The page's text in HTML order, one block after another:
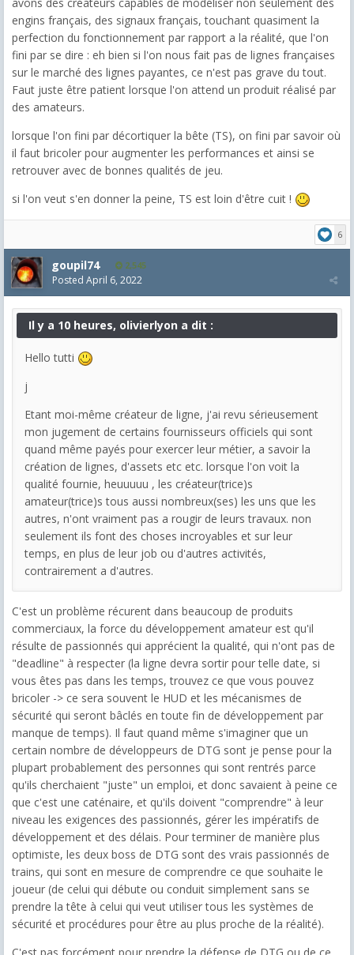
engins français, des signaux français, touchant quasiment la
perfection du fonctionnement par rapport a la réalité, que l'on
fini par se dire : eh bien si l'on nous fait pas de lignes françaises
sur le marché des lignes payantes, ce n'est pas grave du tout.
Faut juste être patient lorsque l'on attend un produit réalisé par
des amateurs.
lorsque l'on fini par décortiquer la bête (TS), on fini par savoir où
il faut bricoler pour augmenter les performances et ainsi se
retrouver avec de bonnes qualités de jeu.
si l'on veut s'en donner la peine, TS est loin d'être cuit !
6
goupil74 2,545
Posted April 6, 2022
Il y a 10 heures, olivierlyon a dit :
Hello tutti
j
Etant moi-même créateur de ligne, j'ai revu sérieusement
mon jugement de certains fournisseurs officiels qui sont
quand même payés pour exercer leur métier, a savoir la
création de lignes, d'assets etc etc. lorsque l'on voit la
qualité fournie, heuuuuu , les créateur(trice)s
amateur(trice)s tous aussi nombreux(ses) les uns que les
autres, n'ont vraiment pas a rougir de leurs travaux. non
seulement ils font des choses incroyables et sur leur
temps, en plus de leur job ou d'autres activités,
contrairement a d'autres.
C'est un problème récurent dans beaucoup de produits
commerciaux, la force du développement amateur est qu'il
résulte de passionnés qui apprécient la qualité, qui n'ont pas de
"deadline" à respecter (la ligne devra sortir pour telle date, si
vous êtes pas dans les temps, trouvez ce que vous pouvez
bricoler -> ce sera souvent le HUD et les mécanismes de
sécurité qui seront bâclés en toute fin de développement par
manque de temps). Il faut quand même s'imaginer que un
certain nombre de développeurs de DTG sont je pense pour la
plupart probablement des personnes qui sont rentrés parce
qu'ils cherchaient "juste" un emploi, et donc savaient à peine ce
que c'est une caténaire, et qu'ils doivent "comprendre" à leur
niveau les exigences des passionnés, gérer les impératifs de
développement et des délais. Pour terminer de manière plus
optimiste, les deux boss de DTG sont des vrais passionnés de
trains, qui sont en mesure de comprendre ce que souhaite le
joueur (de celui qui débute ou conduit simplement sans se
prendre la tête à celui qui veut utiliser tous les systèmes de
sécurité et procédures pour être au plus proche de la réalité).